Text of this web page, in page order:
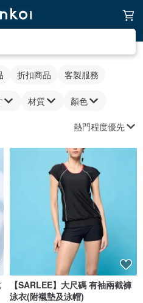
折扣商品 客製服務
材質 顏色
熱門程度優先
【SARLEE】大尺碼 有袖兩截褲
泳衣(附襯墊及泳帽)